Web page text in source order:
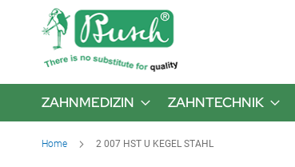
ZAHNMEDIZIN ZAHNTECHNIK
Home 2 007 HST U KEGEL STAHL